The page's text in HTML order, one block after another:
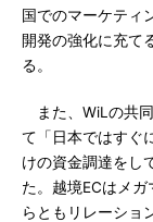
国でのマーケティ
開発の強化に充て
る。
また、WiLの共
て「日本ではすぐ
けの資金調達をし
た。越境ECはメ
らともリレーショ